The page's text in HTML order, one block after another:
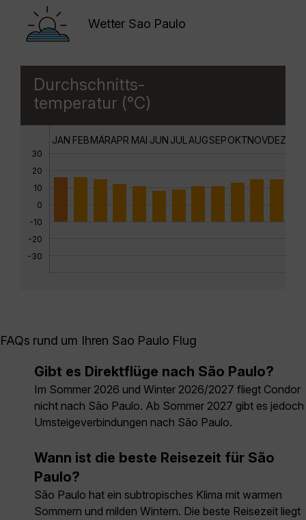
Wetter Sao Paulo
Durchschnitts-
temperatur (°C)
30
20
10
0
-10
-20
-30
JAN FEBMÄRAPR MAI JUN JUL AUGSEPOKTNOVDEZ
FAQs rund um Ihren Sao Paulo Flug
Gibt es Direktflüge nach São Paulo?
Im Sommer 2026 und Winter 2026/2027 fliegt Condor
nicht nach São Paulo. Ab Sommer 2027 gibt es jedoch
Umsteigeverbindungen nach São Paulo.
Wann ist die beste Reisezeit für São
Paulo?
São Paulo hat ein subtropisches Klima mit warmen
Sommern und milden Wintern. Die beste Reisezeit liegt